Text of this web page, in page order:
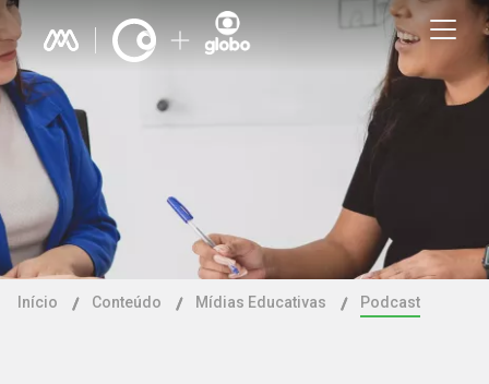
Início Conteúdo Mídias Educativas Podcast